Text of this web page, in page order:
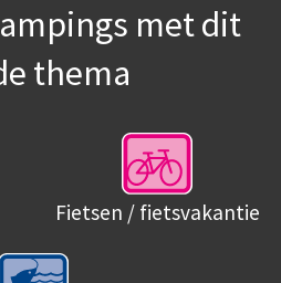
met dit
thema
Fietsen / fietsvakantie